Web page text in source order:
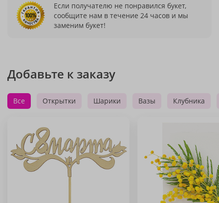
Если получателю не понравился букет,
сообщите нам в течение 24 часов и мы
заменим букет!
Добавьте к заказу
Все Открытки Шарики Вазы Клубника